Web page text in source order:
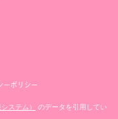
ーポリシー
ステム）
のデータを引用してい